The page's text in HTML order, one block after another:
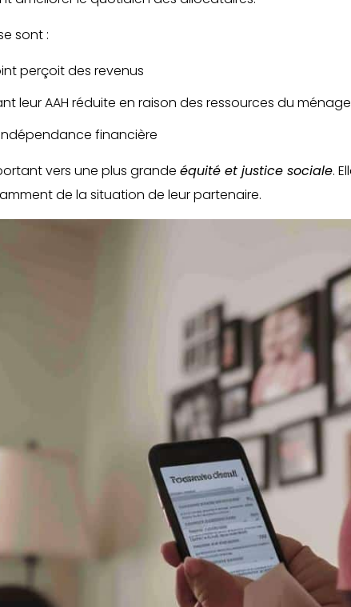
sont :
perçoit des revenus
leur AAH réduite en raison des ressources du ménage
financière
vers une plus grande équité et justice sociale.
de la situation de leur partenaire.